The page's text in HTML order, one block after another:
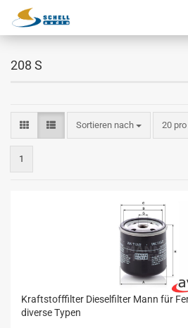
208 S
Sortieren nach 20
1
Kraftstofffilter Dieselfilter Mann für
diverse Typen